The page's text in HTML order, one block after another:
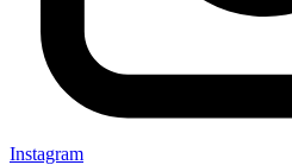
Instagram